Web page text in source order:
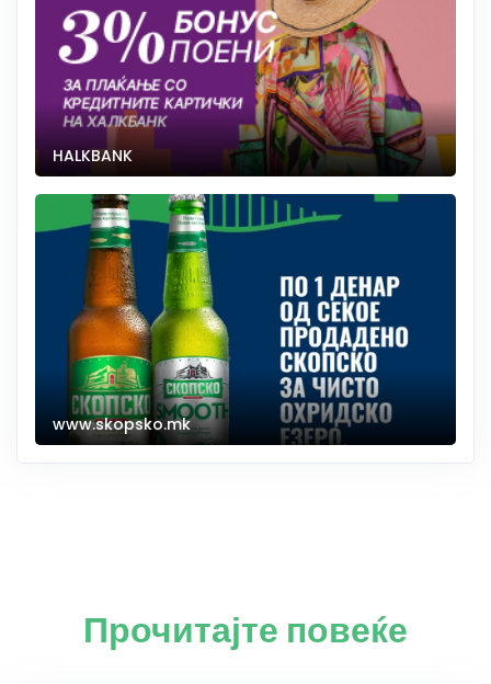
HALKBANK
www.skopsko.mk
Прочитајте повеќе